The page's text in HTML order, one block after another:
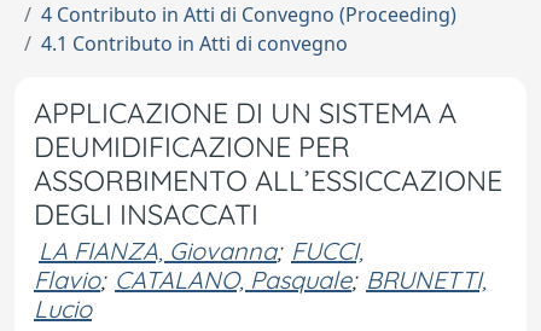
4 Contributo in Atti di Convegno (Proceeding)
4.1 Contributo in Atti di convegno
APPLICAZIONE DI UN SISTEMA A
DEUMIDIFICAZIONE PER
ASSORBIMENTO ALL’ESSICCAZIONE
DEGLI INSACCATI
LA FIANZA, Giovanna; FUCCI,
Flavio; CATALANO, Pasquale; BRUNETTI,
Lucio